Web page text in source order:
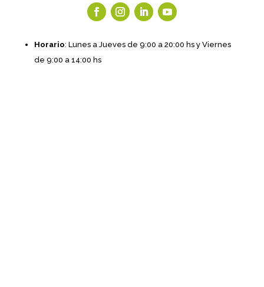
Horario: Lunes a Jueves de 9:00 a 20:00 hs y Viernes
de 9:00 a 14:00 hs